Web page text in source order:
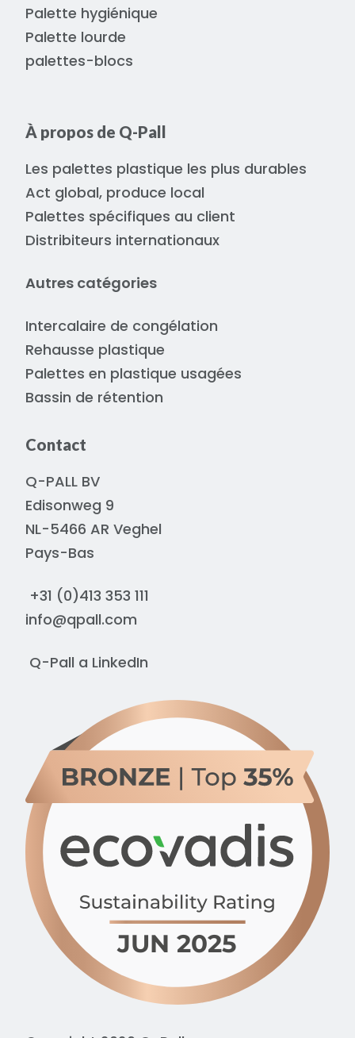
Palette hygiénique
Palette lourde
palettes-blocs
À propos de Q-Pall
Les palettes plastique les plus durables
Act global, produce local
Palettes spécifiques au client
Distribiteurs internationaux
Autres catégories
Intercalaire de congélation
Rehausse plastique
Palettes en plastique usagées
Bassin de rétention
Contact
Q-PALL BV
Edisonweg 9
NL-5466 AR Veghel
Pays-Bas
+31 (0)413 353 111
info@qpall.com
Q-Pall a LinkedIn